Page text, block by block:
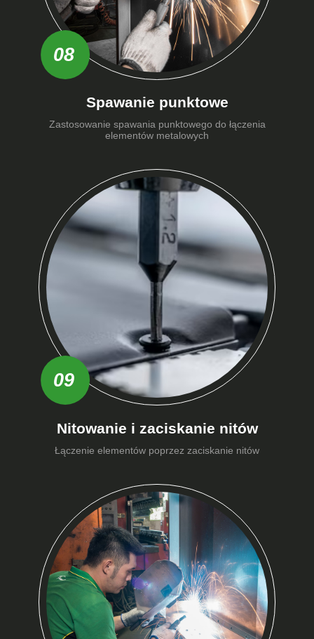
08
Spawanie punktowe
Zastosowanie spawania punktowego do łączenia
elementów metalowych
09
Nitowanie i zaciskanie nitów
Łączenie elementów poprzez zaciskanie nitów